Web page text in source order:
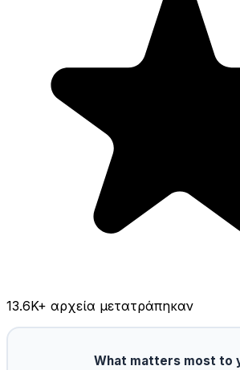
13.6K+ αρχεία μετατράπηκαν
What matters most to